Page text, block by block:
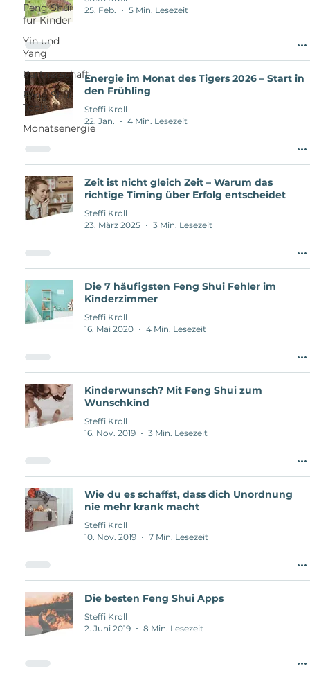
Feng Shui
für Kinder
Yin und
Yang
Partnerschaft
Feng Shui
Tools
Monatsenergie
25. Feb.
5 Min. Lesezeit
Energie im Monat des Tigers 2026 – Start in
den Frühling
Steffi Kroll
22. Jan.
4 Min. Lesezeit
Zeit ist nicht gleich Zeit – Warum das
richtige Timing über Erfolg entscheidet
Steffi Kroll
23. März 2025
3 Min. Lesezeit
Die 7 häufigsten Feng Shui Fehler im
Kinderzimmer
Steffi Kroll
16. Mai 2020
4 Min. Lesezeit
Kinderwunsch? Mit Feng Shui zum
Wunschkind
Steffi Kroll
16. Nov. 2019
3 Min. Lesezeit
Wie du es schaffst, dass dich Unordnung
nie mehr krank macht
Steffi Kroll
10. Nov. 2019
7 Min. Lesezeit
Die besten Feng Shui Apps
Steffi Kroll
2. Juni 2019
8 Min. Lesezeit